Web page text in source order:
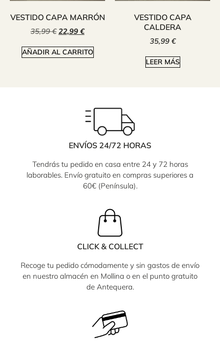
VESTIDO CAPA MARRÓN
35,99€ 22,99 €
AÑADIR AL CARRITO
VESTIDO CAPA
CALDERA
35,99 €
LEER MÁS
ENVÍOS 24/72 HORAS
Tendrás tu pedido en casa entre 24 y 72 horas
laborables. Envío gratuito en compras superiores a
60€ (Península).
CLICK & COLLECT
Recoge tu pedido cómodamente y sin gastos de envío
en nuestro almacén en Mollina o en el punto gratuito
de Antequera.